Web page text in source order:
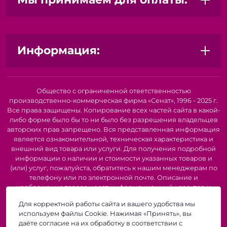
транспортировке.
Надежная защита:Обеспечивают сохранность
товаров от внешних воздействий.
Широкий ассортимент:Подберем оптимальное
решение для любых задач и типов продукции.
Высокое качество:Изготовлены из прочных и
долговечных материалов.
Эстетичный внешний вид:
Подчеркнут
привлекательность вашей продукции.
Возможность брендирования: Нанесем ваш логотип
и фирменный стиль на упаковку.
цены на весь ассортимент.
Информация:
Общество с ограниченной ответственностью
производственно-коммерческая фирма «Сенат», 1996 - 2025 г.
Все права защищены. Копирование всех частей сайта в какой-
либо форме было бы то ни было без разрешения владельцев
авторских прав запрещено. Вся представленная информация
является ознакомительной, техническая характеристика и
внешний вид товара или услуги. Для получения подробной
информации о наличии и стоимости указанных товаров и
(или) услуг, пожалуйста, обратитесь к нашим менеджерам по
телефону или по электронной почте. Описание и
изображение товара носят информационный характер и
представленных в технической документации производителя.
Производители о предоставлении за собой права на
Для корректной работы сайта и вашего удобства мы
используем файлы Cookie. Нажимая «Принять», вы
даёте согласие на их обработку в соответствии с